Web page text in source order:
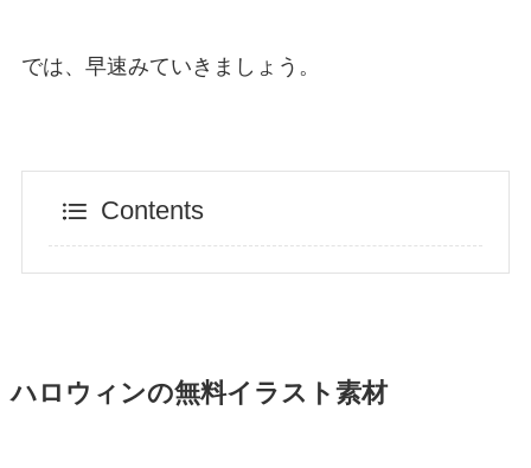
では、早速みていきましょう。
Contents
ハロウィンの無料イラスト素材